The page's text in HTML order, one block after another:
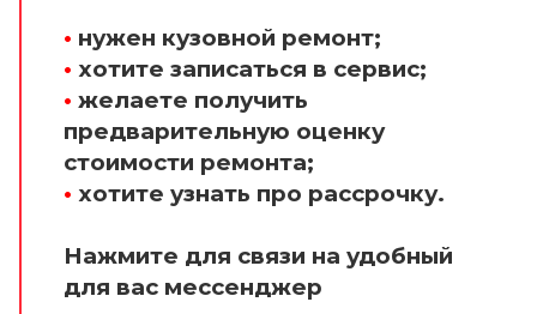
• нужен кузовной ремонт;
• хотите записаться в сервис;
• желаете получить
предварительную оценку
стоимости ремонта;
• хотите узнать про рассрочку.
Нажмите для связи на удобный
для вас мессенджер